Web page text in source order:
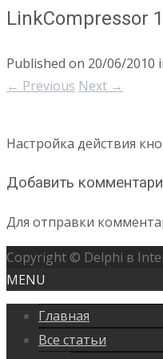
LinkCompressor
Published on 20/06/2010
← Previous Next →
Настройка действия
Добавить
Для отправки
Copyright © Delphi в
MENU
Главная
Все статьи